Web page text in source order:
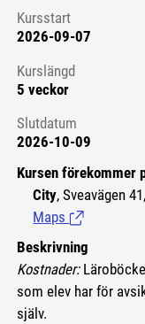
Kursstart
Kursstart
2026-09-07
Kurslängd
5 veckor
Slutdatum
2026-10-09
Kursen förekommer
City, Sveavägen
Maps (Länk till
Beskrivning
Kostnader:
som elev har för
själv.